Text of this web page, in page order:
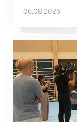
06.08.2026
Mit klaren